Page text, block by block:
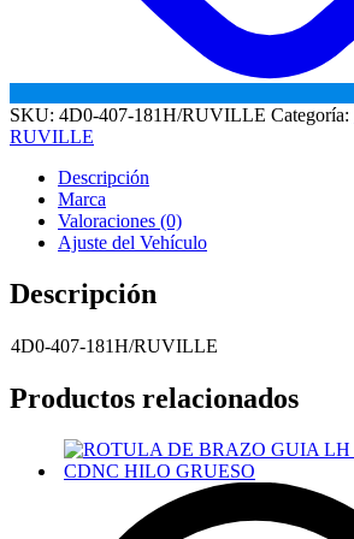
SKU: 4D0-407-181H/RUVILLE Categoría:
RUVILLE
Descripción
Marca
Valoraciones (0)
Ajuste del Vehículo
Descripción
4D0-407-181H/RUVILLE
Productos relacionados